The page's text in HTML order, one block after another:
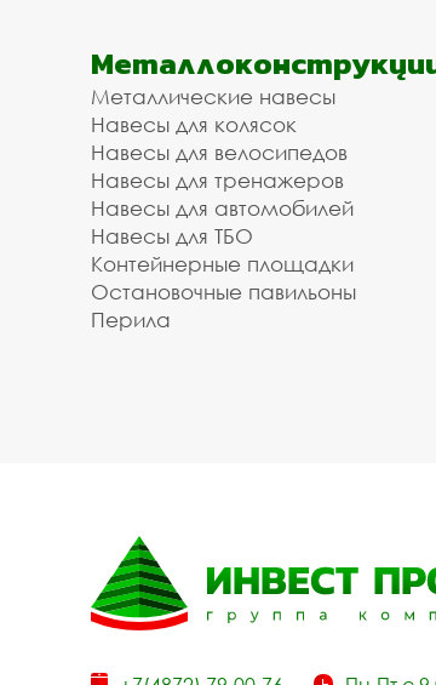
Металлические навесы
Навесы для колясок
Навесы для велосипедов
Навесы для тренажеров
Навесы для автомобилей
Навесы для ТБО
Контейнерные площадки
Остановочные павильоны
Перила